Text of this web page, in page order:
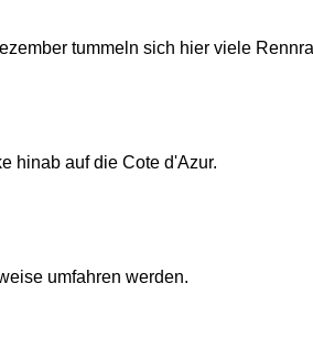
tummeln sich hier viele
hinab auf die Cote d'Azur.
umfahren werden.